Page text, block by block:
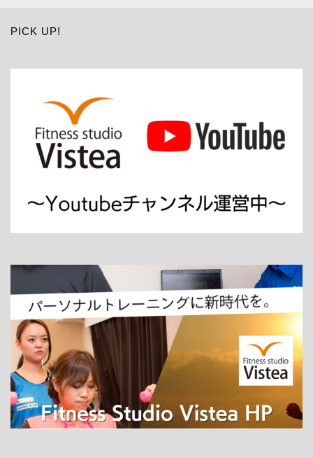
PICK UP!
ホーム
パーソナルトレーニング
ダイエット